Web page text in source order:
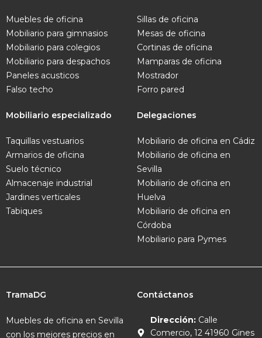
Muebles de oficina
Mobiliario para gimnasios
Mobiliario para colegios
Mobiliario para despachos
Paneles acusticos
Falso techo
Sillas de oficina
Mesas de oficina
Cortinas de oficina
Mamparas de oficina
Mostrador
Forro pared
Mobiliario especializado
Taquillas vestuarios
Armarios de oficina
Suelo técnico
Almacenaje industrial
Jardines verticales
Tabiques
Delegaciones
Mobiliario de oficina en Cádiz
Mobiliario de oficina en
Sevilla
Mobiliario de oficina en
Huelva
Mobiliario de oficina en
Córdoba
Mobiliario para Pymes
TramaDG
Muebles de oficina en Sevilla
con los mejores precios en
Contáctanos
Dirección:Calle
Comercio, 12 41960 Gines